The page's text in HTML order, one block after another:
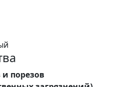
порезов